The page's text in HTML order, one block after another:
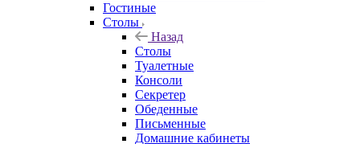
Гостиные
Столы
Назад
Столы
Туалетные
Консоли
Секретер
Обеденные
Письменные
Домашние кабинеты